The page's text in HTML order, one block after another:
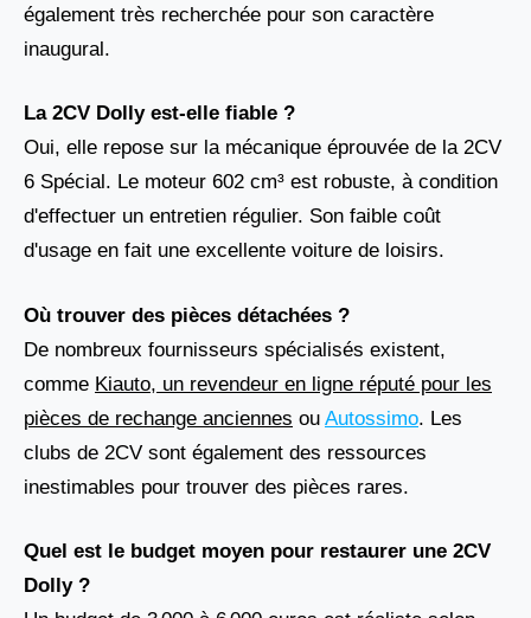
également très recherchée pour son caractère
inaugural.
La 2CV Dolly est-elle fiable ?
Oui, elle repose sur la mécanique éprouvée de la 2CV
6 Spécial. Le moteur 602 cm³ est robuste, à condition
d'effectuer un entretien régulier. Son faible coût
d'usage en fait une excellente voiture de loisirs.
Où trouver des pièces détachées ?
De nombreux fournisseurs spécialisés existent,
comme Kiauto, un revendeur en ligne réputé pour les
pièces de rechange anciennes ou Autossimo. Les
clubs de 2CV sont également des ressources
inestimables pour trouver des pièces rares.
Quel est le budget moyen pour restaurer une 2CV
Dolly ?